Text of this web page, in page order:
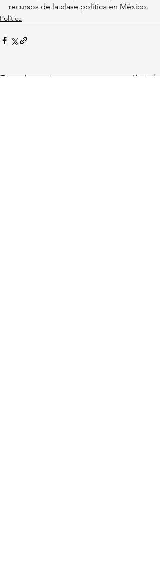
recursos de la clase política en México.
Política
Entradas recientes Ver todo